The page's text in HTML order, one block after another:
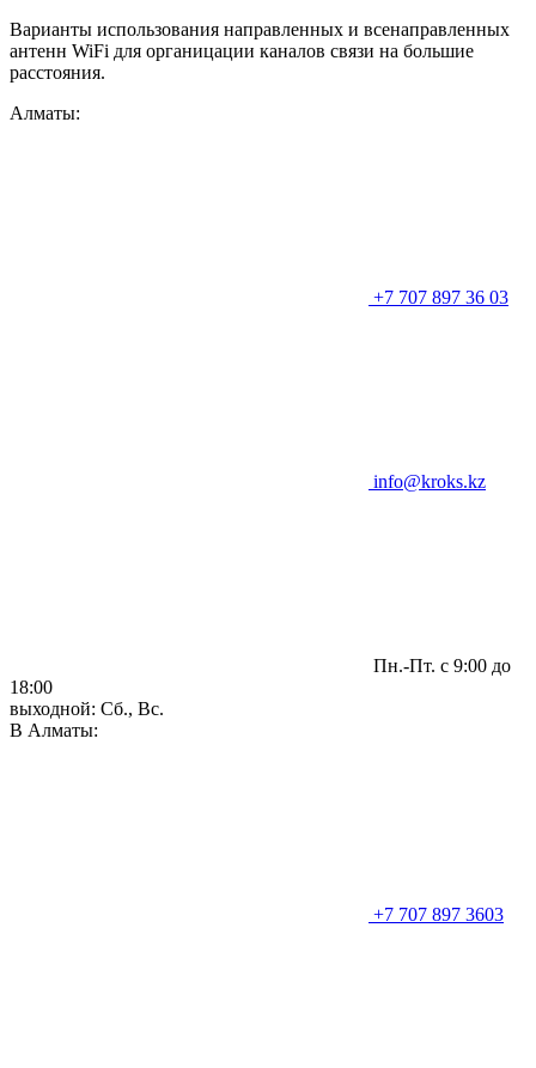
Варианты использования направленных и всенаправленных
антенн WiFi для органицации каналов связи на большие
расстояния.
Алматы:
+7 707 897 36 03
info@kroks.kz
Пн.-Пт. с 9:00 до
18:00
выходной: Сб., Вс.
В Алматы:
+7 707 897 3603